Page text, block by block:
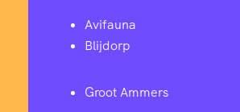
Avifauna
Blijdorp
Groot Ammers